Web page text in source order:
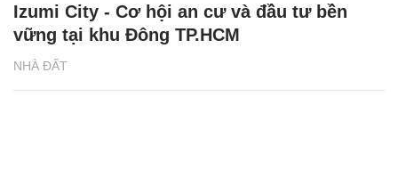
NHÀ ĐẤT
Izumi City - Cơ hội an cư và đầu tư bền
vững tại khu Đông TP.HCM